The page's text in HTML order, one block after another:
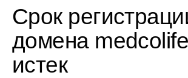
Срок
домена
истек